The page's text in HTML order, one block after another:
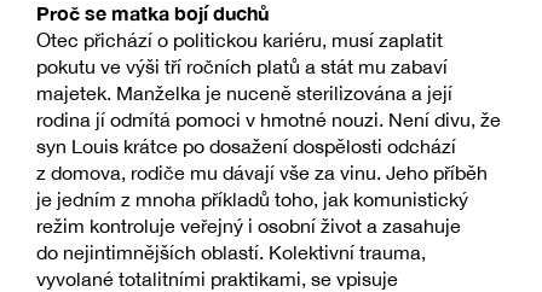
Proč se matka bojí duchů
Otec přichází o politickou kariéru, musí zaplatit
pokutu ve výši tří ročních platů a stát mu zabaví
majetek. Manželka je nuceně sterilizována a její
rodina jí odmítá pomoci v hmotné nouzi. Není divu, že
syn Louis krátce po dosažení dospělosti odchází
z domova, rodiče mu dávají vše za vinu. Jeho příběh
je jedním z mnoha příkladů toho, jak komunistický
režim kontroluje veřejný i osobní život a zasahuje
do nejintimnějších oblastí. Kolektivní trauma,
vyvolané totalitními praktikami, se vpisuje